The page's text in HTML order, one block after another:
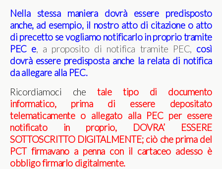
Nella stessa maniera dovrà essere predisposto
anche, ad esempio, il nostro atto di citazione o atto
di precetto se vogliamo notificarlo in proprio tramite
PEC e, a proposito di notifica tramite PEC, così
dovrà essere predisposta anche la relata di notifica
da allegare alla PEC.
Ricordiamoci che
tale tipo di documento
informatico, prima di essere depositato
telematicamente o allegato alla PEC per essere
notificato in proprio, DOVRA’ ESSERE
SOTTOSCRITTO DIGITALMENTE; ciò che prima del
PCT firmavano a penna con il cartaceo adesso è
obbligo firmarlo digitalmente.